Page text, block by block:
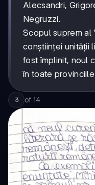
Alecsandri,
Negruzzi.
Scopul suprem al
conștiinței unității
fost împlinit, noul
în toate
3 of 14